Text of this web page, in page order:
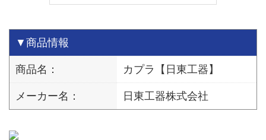
▼商品情報
商品名： カプラ【日東工器】
メーカー名： 日東工器株式会社